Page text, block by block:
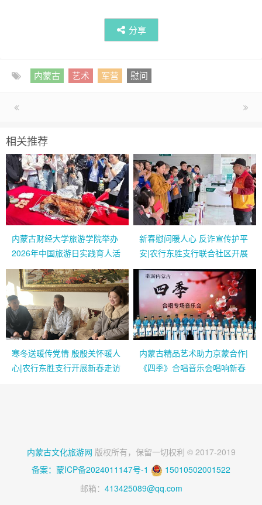
分享
内蒙古 艺术 军营 慰问
相关推荐
内蒙古财经大学旅游学院举办
2026年中国旅游日实践育人活
动隆重开幕
新春慰问暖人心 反诈宣传护平
安|农行东胜支行联合社区开展
困难家庭慰问与反诈宣传活动
寒冬送暖传党情 殷殷关怀暖人
心|农行东胜支行开展新春走访
内蒙古精品艺术助力京蒙合作|
《四季》合唱音乐会唱响新春
内蒙古文化旅游网 版权所有，保留一切权利 © 2017-2019
备案：蒙ICP备2024011147号-1
15010502001522
邮箱： 413425089@qq.com